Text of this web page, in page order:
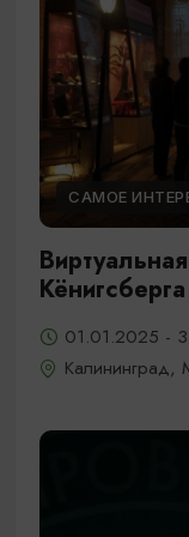
САМОЕ
Кёнигсберга
01.01.2025 -
Калининград,